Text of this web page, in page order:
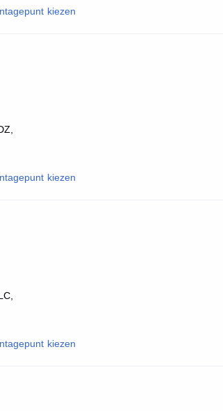
kiezen
kiezen
kiezen